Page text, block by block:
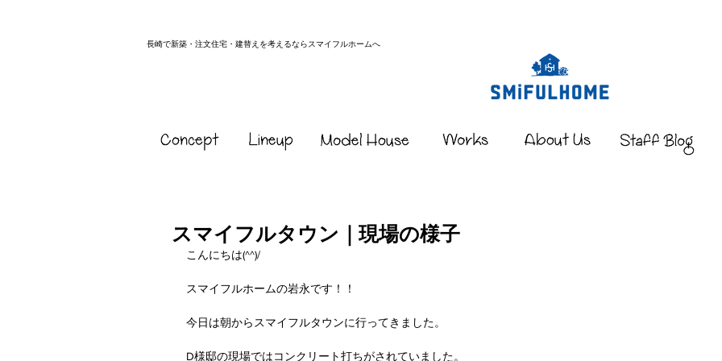
長崎で新築・注文住宅・建替えを考えるならスマイフルホームへ
スマイフルタウン｜現場の様子
こんにちは(^^)/
スマイフルホームの岩永です！！
今日は朝からスマイフルタウンに行ってきました。
D様邸の現場ではコンクリート打ちがされていました。